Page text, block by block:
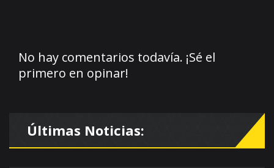
No hay comentarios todavía. ¡Sé el
primero en opinar!
Últimas Noticias: